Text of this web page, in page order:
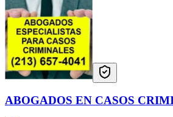
ABOGADOS EN CASOS